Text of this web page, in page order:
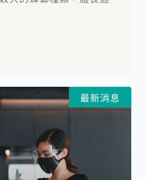
最新消息